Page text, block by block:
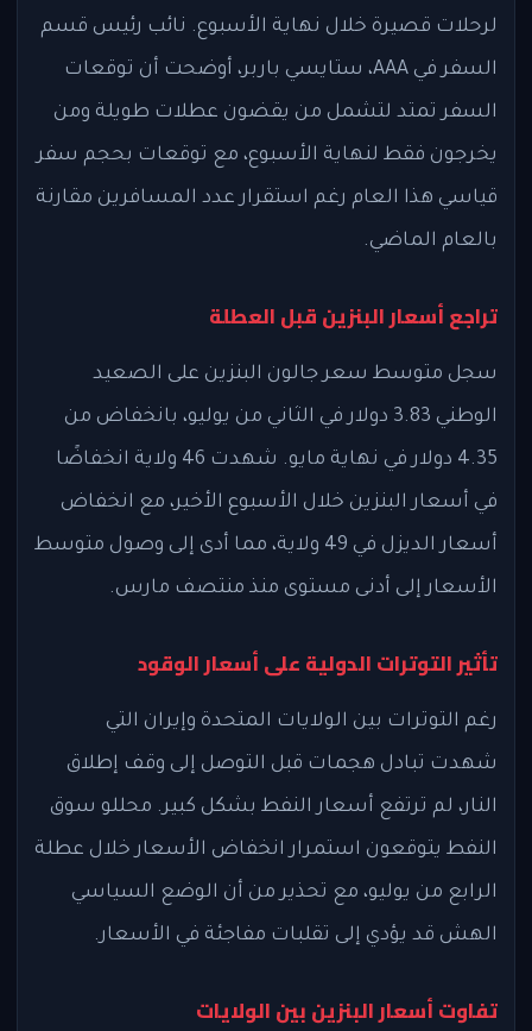
لرحلات قصيرة خلال نهاية الأسبوع. نائب رئيس قسم
السفر في AAA، ستايسي باربر، أوضحت أن توقعات
السفر تمتد لتشمل من يقضون عطلات طويلة ومن
يخرجون فقط لنهاية الأسبوع، مع توقعات بحجم سفر
قياسي هذا العام رغم استقرار عدد المسافرين مقارنة
بالعام الماضي.
تراجع أسعار البنزين قبل العطلة
سجل متوسط سعر جالون البنزين على الصعيد
الوطني 3.83 دولار في الثاني من يوليو، بانخفاض من
4.35 دولار في نهاية مايو. شهدت 46 ولاية انخفاضًا
في أسعار البنزين خلال الأسبوع الأخير، مع انخفاض
أسعار الديزل في 49 ولاية، مما أدى إلى وصول متوسط
الأسعار إلى أدنى مستوى منذ منتصف مارس.
تأثير التوترات الدولية على أسعار الوقود
رغم التوترات بين الولايات المتحدة وإيران التي
شهدت تبادل هجمات قبل التوصل إلى وقف إطلاق
النار، لم ترتفع أسعار النفط بشكل كبير. محللو سوق
النفط يتوقعون استمرار انخفاض الأسعار خلال عطلة
الرابع من يوليو، مع تحذير من أن الوضع السياسي
الهش قد يؤدي إلى تقلبات مفاجئة في الأسعار.
تفاوت أسعار البنزين بين الولايات